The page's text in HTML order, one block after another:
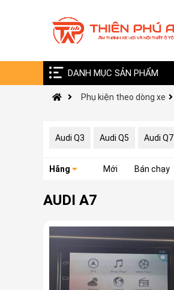
DANH MỤC SẢN PHẨM
Vinfast VF9 nâng cấp âm thanh Đức - Pháp
Phụ kiện theo dòng xe
Audi Q3 Audi Q5 Audi Q7
Hãng Mới Bán chạy
AUDI A7